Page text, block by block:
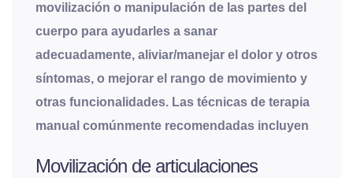
movilización o manipulación de las partes del
cuerpo para ayudarles a sanar
adecuadamente, aliviar/manejar el dolor y otros
síntomas, o mejorar el rango de movimiento y
otras funcionalidades. Las técnicas de terapia
manual comúnmente recomendadas incluyen
Movilización de articulaciones